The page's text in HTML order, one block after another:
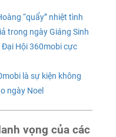
“quẩy” nhiệt tình
trong ngày Giáng Sinh
Hội 360mobi cực
là sự kiện không
ngày Noel
vọng của các